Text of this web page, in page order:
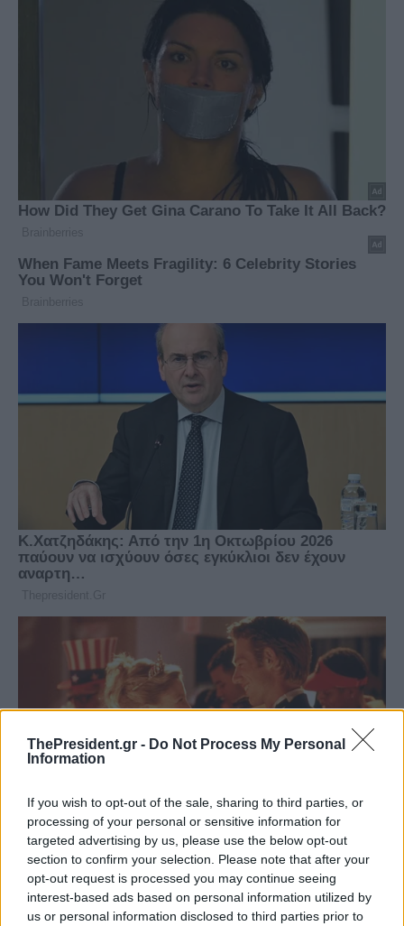
ThePresident.gr - Do Not Process My Personal
Information
If you wish to opt-out of the sale, sharing to third parties, or
processing of your personal or sensitive information for
targeted advertising by us, please use the below opt-out
section to confirm your selection. Please note that after your
opt-out request is processed you may continue seeing
interest-based ads based on personal information utilized by
us or personal information disclosed to third parties prior to